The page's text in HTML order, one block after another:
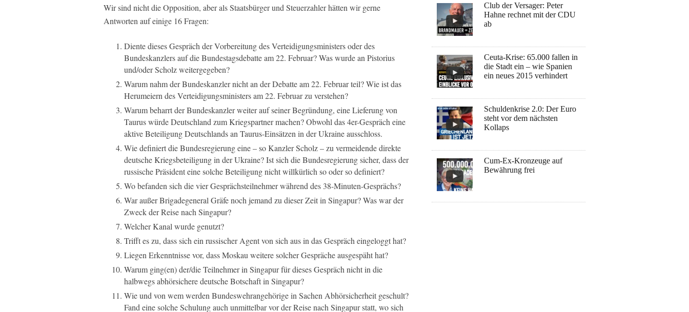
Wir sind nicht die Opposition, aber als Staatsbürger und Steuerzahler hätten wir gerne
Antworten auf einige 16 Fragen:
Diente dieses Gespräch der Vorbereitung des Verteidigungsministers oder des
Bundeskanzlers auf die Bundestagsdebatte am 22. Februar? Was wurde an Pistorius
und/oder Scholz weitergegeben?
Warum nahm der Bundeskanzler nicht an der Debatte am 22. Februar teil? Wie ist das
Herumeiern des Verteidigungsministers am 22. Februar zu verstehen?
Warum beharrt der Bundeskanzler weiter auf seiner Begründung, eine Lieferung von
Taurus würde Deutschland zum Kriegspartner machen? Obwohl das 4er-Gespräch eine
aktive Beteiligung Deutschlands an Taurus-Einsätzen in der Ukraine ausschloss.
Wie definiert die Bundesregierung eine – so Kanzler Scholz – zu vermeidende direkte
deutsche Kriegsbeteiligung in der Ukraine? Ist sich die Bundesregierung sicher, dass der
russische Präsident eine solche Beteiligung nicht willkürlich so oder so definiert?
Wo befanden sich die vier Gesprächsteilnehmer während des 38-Minuten-Gesprächs?
War außer Brigadegeneral Gräfe noch jemand zu dieser Zeit in Singapur? Was war der
Zweck der Reise nach Singapur?
Welcher Kanal wurde genutzt?
Trifft es zu, dass sich ein russischer Agent von sich aus in das Gespräch eingeloggt hat?
Liegen Erkenntnisse vor, dass Moskau weitere solcher Gespräche ausgespäht hat?
Warum ging(en) der/die Teilnehmer in Singapur für dieses Gespräch nicht in die
halbwegs abhörsichere deutsche Botschaft in Singapur?
Wie und von wem werden Bundeswehrangehörige in Sachen Abhörsicherheit geschult?
Fand eine solche Schulung auch unmittelbar vor der Reise nach Singapur statt, wo sich
Club der Versager: Peter
Hahne rechnet mit der CDU
ab
Ceuta-Krise: 65.000 fallen in
die Stadt ein – wie Spanien
ein neues 2015 verhindert
Schuldenkrise 2.0: Der Euro
steht vor dem nächsten
Kollaps
Cum-Ex-Kronzeuge auf
Bewährung frei